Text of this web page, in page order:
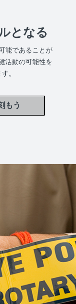
となる
能であることが
活動の可能性を
。
もう